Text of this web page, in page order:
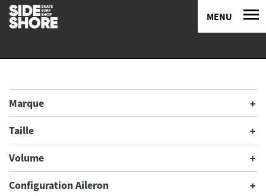
MENU
Marque
Taille
Volume
Configuration Aileron